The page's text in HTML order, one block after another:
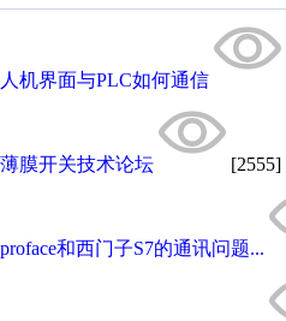
人机界面与PLC如何通信
薄膜开关技术论坛 [2555]
proface和西门子S7的通讯问题...